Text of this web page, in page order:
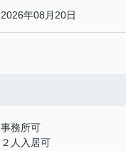
2026年08月20日
事務所可
２人入居可